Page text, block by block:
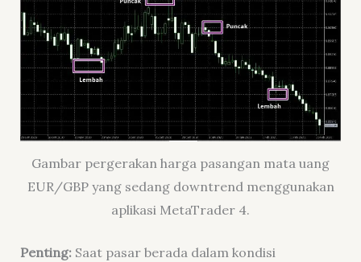
Gambar pergerakan harga pasangan mata uang
EUR/GBP yang sedang downtrend menggunakan
aplikasi MetaTrader 4.
Penting:Saat pasar berada dalam kondisi